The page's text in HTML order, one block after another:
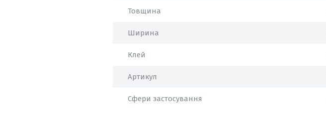
Товщина
Ширина
Клей
Артикул
Сфери застосування